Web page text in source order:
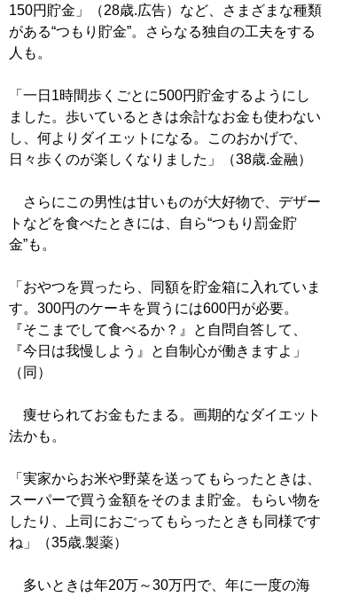
150円貯金」（28歳.広告）など、さまざまな種類
がある“つもり貯金”。さらなる独自の工夫をする
人も。
「一日1時間歩くごとに500円貯金するようにし
ました。歩いているときは余計なお金も使わない
し、何よりダイエットになる。このおかげで、
日々歩くのが楽しくなりました」（38歳.金融）
さらにこの男性は甘いものが大好物で、デザー
トなどを食べたときには、自ら“つもり罰金貯
金”も。
「おやつを買ったら、同額を貯金箱に入れていま
す。300円のケーキを買うには600円が必要。
『そこまでして食べるか？』と自問自答して、
『今日は我慢しよう』と自制心が働きますよ」
（同）
痩せられてお金もたまる。画期的なダイエット
法かも。
「実家からお米や野菜を送ってもらったときは、
スーパーで買う金額をそのまま貯金。もらい物を
したり、上司におごってもらったときも同様です
ね」（35歳.製薬）
多いときは年20万～30万円で、年に一度の海